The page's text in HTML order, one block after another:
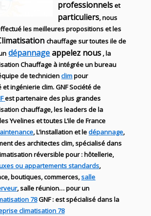
professionnelset
particuliers, nous
les meilleures propositions et les
chauffage sur toutes ile de
dépannageappelez nous , la
Chauffage à intégrée un bureau
de technicienclimpour
et ingénierieclim.GNFSociété de
est partenaire des plus grandes
chauffage, les leadersde la
Yvelines et toutes L’ile de France
, L’installationet ledépannage,
des architectes clim,spécialisé dans
réversiblepour : hôtellerie,
ou appartements standards,
boutiques, commerces,salle
, salle réunion… pour un
78GNF:estspécialisédans la
climatisation 78